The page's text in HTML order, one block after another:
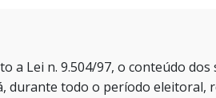
a Lei n. 9.504/97, o conteúdo
durante todo o período eleitoral,